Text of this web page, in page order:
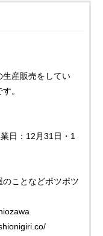
生産販売をしてい
。
日：12月31日・1
ことなどポツポツ